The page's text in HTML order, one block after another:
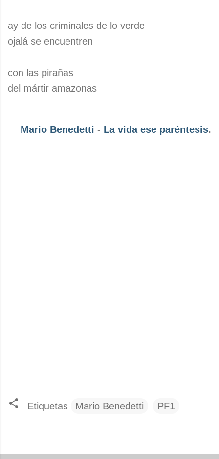
ay de los criminales de lo verde
ojalá se encuentren
con las pirañas
del mártir amazonas
Mario Benedetti - La vida ese paréntesis.
Etiquetas Mario Benedetti PF1